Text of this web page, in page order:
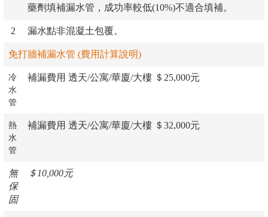
藥劑填補漏水管，成功率較低(10%)不適合填補。
2 漏水點非混凝土包覆。
免打牆補漏水管 (費用計算說明)
冷
水
管
補漏費用 透天/公寓/華廈/大樓 ＄25,000元
熱
水
管
補漏費用 透天/公寓/華廈/大樓 ＄32,000元
無
保
固
＄10,000元